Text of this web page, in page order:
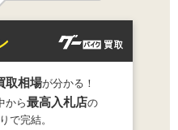
取相場が分かる！
から最高入札店の
で完結。